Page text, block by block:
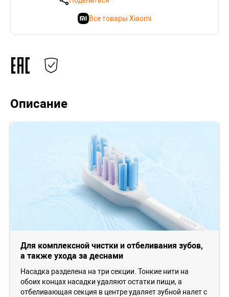
Все товары Xiaomi
Описание
Для комплексной чистки и отбеливания зубов,
а также ухода за деснами
Насадка разделена на три секции. Тонкие нити на
обоих концах насадки удаляют остатки пищи, а
отбеливающая секция в центре удаляет зубной налет с